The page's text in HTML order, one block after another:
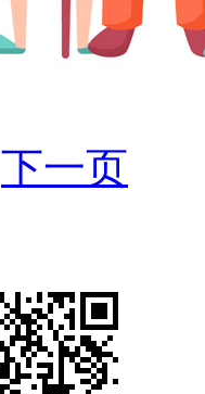
下一页